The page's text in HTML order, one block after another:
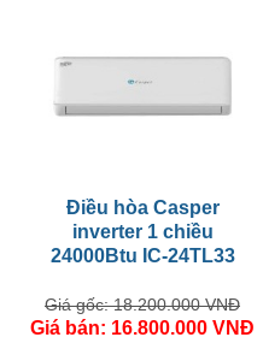
Điều hòa Casper
inverter 1 chiều
24000Btu IC-24TL33
Giá gốc: 18.200.000 VNĐ
Giá bán: 16.800.000 VNĐ